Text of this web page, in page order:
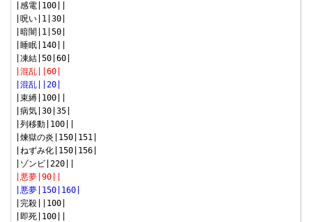
|感電|100||
|呪い|1|30|
|暗闇|1|50|
|睡眠|140||
|混乱||60|
|混乱||20|
|束縛|100||
|病気|30|35|
|列移動|100||
|煉獄の炎|150|151|
|ねずみ化|150|156|
|悪夢|90||
|悪夢|150|160|
|完殺||100|
|即死|100||